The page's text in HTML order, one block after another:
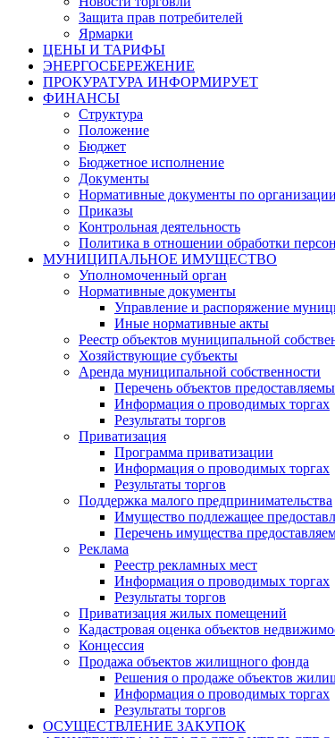
Защита прав потребителей
Ярмарки
ЦЕНЫ И ТАРИФЫ
ЭНЕРГОСБЕРЕЖЕНИЕ
ПРОКУРАТУРА ИНФОРМИРУЕТ
ФИНАНСЫ
Структура
Положение
Бюджет
Бюджетное исполнение
Документы
Нормативные документы по
Приказы
Контрольная деятельность
Политика в отношении обработки
МУНИЦИПАЛЬНОЕ ИМУЩЕСТВО
Уполномоченный орган
Нормативные документы
Управление и распоряжение
Иные нормативные акты
Реестр объектов муниципальной
Хозяйствующие субъекты
Аренда муниципальной собственности
Перечень объектов
Информация о проводимых торгах
Результаты торгов
Приватизация
Программа приватизации
Информация о проводимых торгах
Результаты торгов
Поддержка малого предпринимательства
Имущество подлежащее
Перечень имущества
Реклама
Реестр рекламных мест
Информация о проводимых торгах
Результаты торгов
Приватизация жилых помещений
Кадастровая оценка объектов
Концессия
Продажа объектов жилищного фонда
Решения о продаже объектов
Информация о проводимых торгах
Результаты торгов
ОСУЩЕСТВЛЕНИЕ ЗАКУПОК